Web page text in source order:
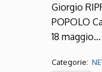
Giorgio
POPOLO
18 maggio…
Categorie: